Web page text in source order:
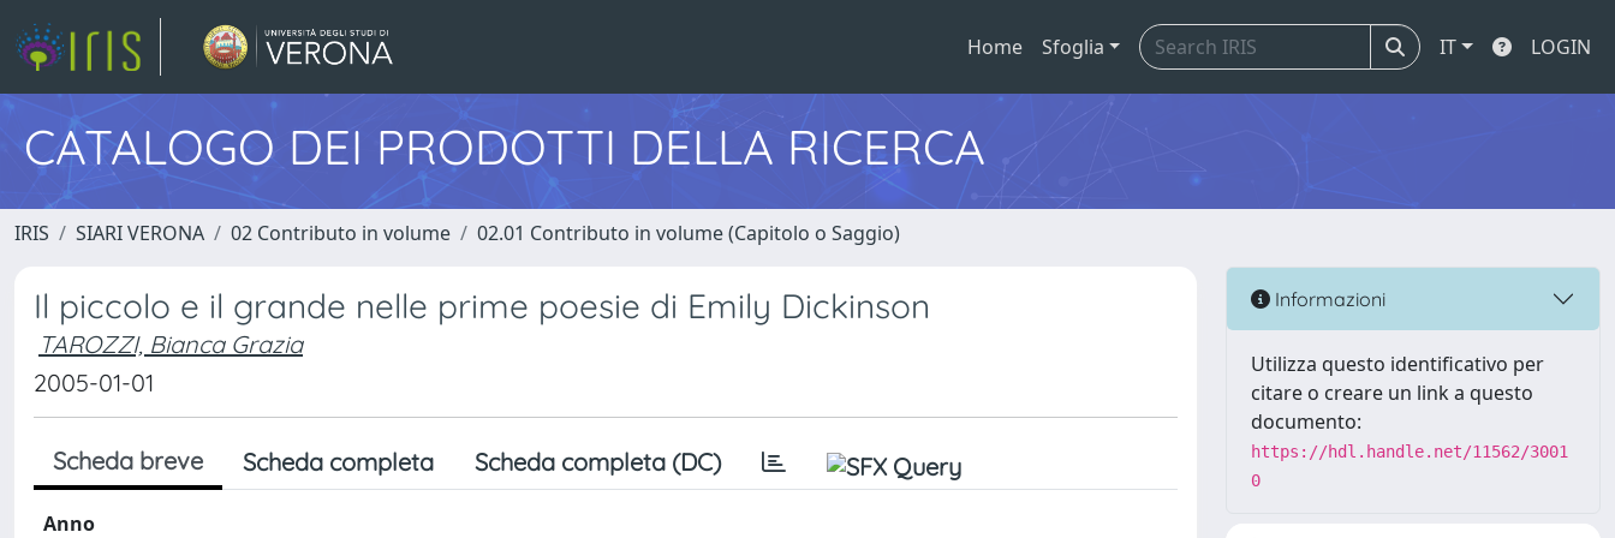
Home Sfoglia IT LOGIN
CATALOGO DEI PRODOTTI DELLA RICERCA
IRIS SIARI VERONA 02 Contributo in volume 02.01 Contributo in volume (Capitolo o Saggio)
Il piccolo e il grande nelle prime poesie di Emily Dickinson
TAROZZI, Bianca Grazia
2005-01-01
Scheda breve Scheda completa Scheda completa (DC)
Anno
Informazioni
Utilizza questo identificativo per
citare o creare un link a questo
documento:
https://hdl.handle.net/11562/3001
0